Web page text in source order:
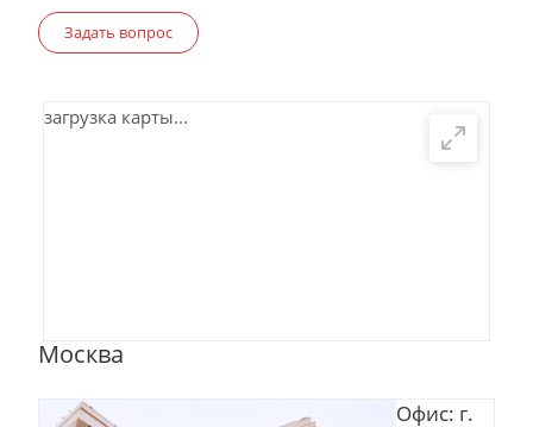
Задать вопрос
загрузка карты...
Москва
Офис: г.